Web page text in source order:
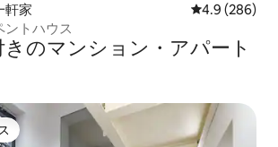
軒家 レビュー286
4.9 (286)
ントハウス
のマンション・アパート
ョイスです。